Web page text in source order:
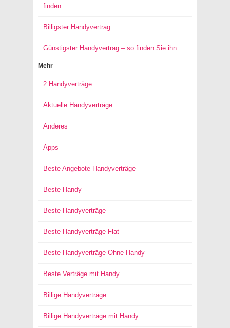
finden
Billigster Handyvertrag
Günstigster Handyvertrag – so finden Sie ihn
Mehr
2 Handyverträge
Aktuelle Handyverträge
Anderes
Apps
Beste Angebote Handyverträge
Beste Handy
Beste Handyverträge
Beste Handyverträge Flat
Beste Handyverträge Ohne Handy
Beste Verträge mit Handy
Billige Handyverträge
Billige Handyverträge mit Handy